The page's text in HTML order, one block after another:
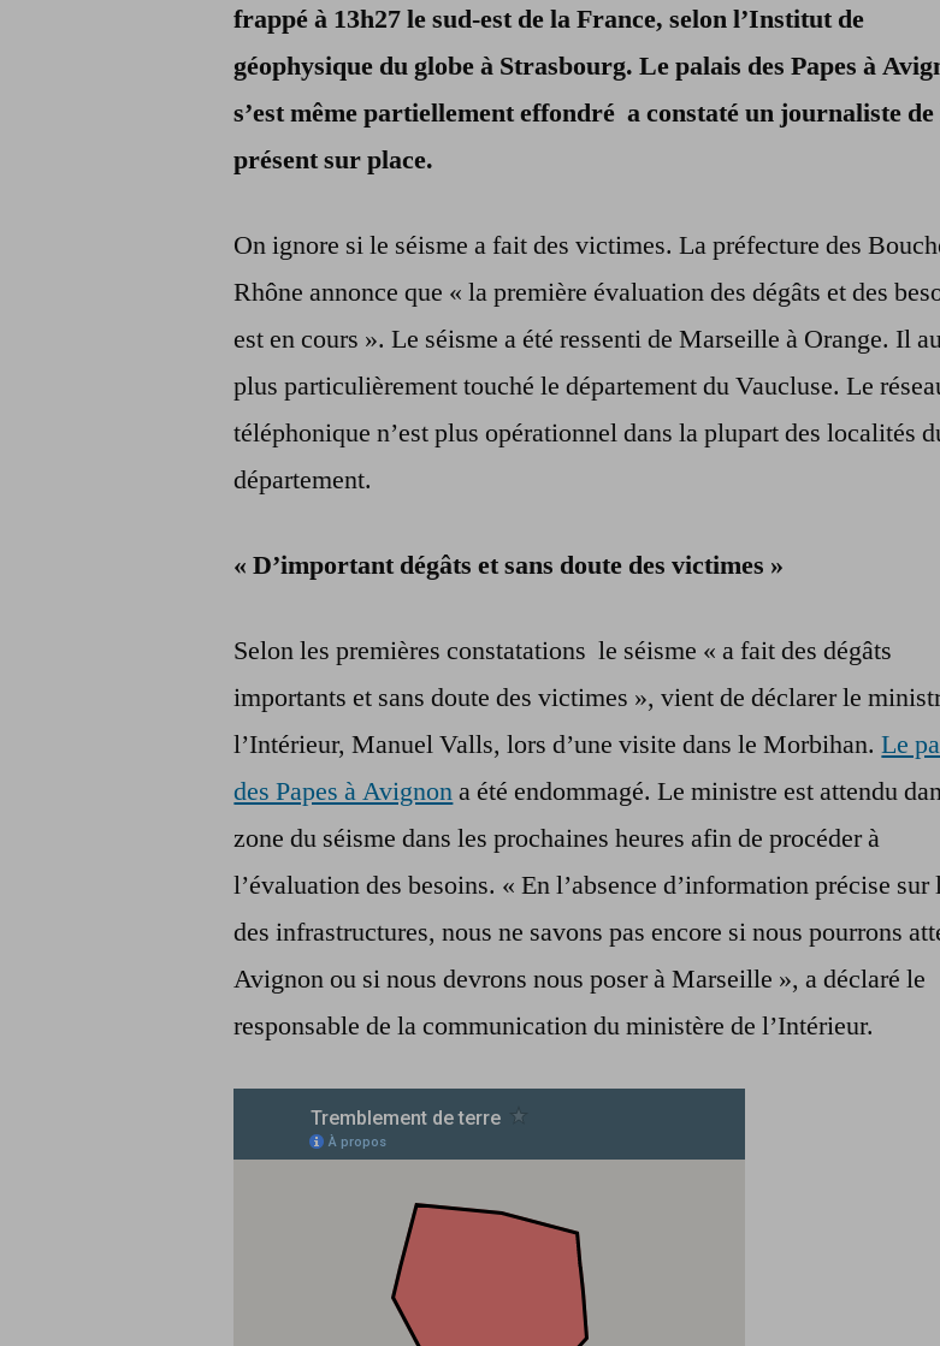
dans
le
Vaucluse
frappé à 13h27 le sud-est de la France, selon l’Institut de
géophysique du globe à Strasbourg. Le palais des Papes à
s’est même partiellement effondré a constaté un journaliste de
présent sur place.
On ignore si le séisme a fait des victimes. La préfecture des
Rhône annonce que « la première évaluation des dégâts et des
est en cours ». Le séisme a été ressenti de Marseille à Orange. Il
plus particulièrement touché le département du Vaucluse. Le
téléphonique n’est plus opérationnel dans la plupart des localités
département.
« D’important dégâts et sans doute des victimes »
Selon les premières constatations le séisme « a fait des dégâts
importants et sans doute des victimes », vient de déclarer le
l’Intérieur, Manuel Valls, lors d’une visite dans le Morbihan.Le
des Papes à Avignona été endommagé. Le ministre est attendu
zone du séisme dans les prochaines heures afin de procéder à
l’évaluation des besoins. « En l’absence d’information précise sur
des infrastructures, nous ne savons pas encore si nous pourrons
Avignon ou si nous devrons nous poser à Marseille », a déclaré le
responsable de la communication du ministère de l’Intérieur.